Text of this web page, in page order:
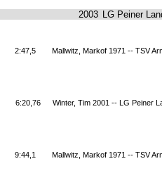
2003 LG Peiner
2:47,5 Mallwitz, Markof 1971 -- TSV
6:20,76 Winter, Tim 2001 -- LG Peiner
9:44,1 Mallwitz, Markof 1971 -- TSV